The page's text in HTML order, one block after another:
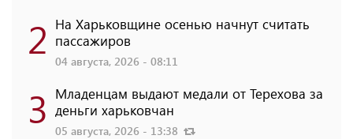
2 На Харьковщине осенью начнут считать
пассажиров
04 августа, 2026 - 08:11
3 Младенцам выдают медали от Терехова за
деньги харьковчан
05 августа, 2026 - 13:38